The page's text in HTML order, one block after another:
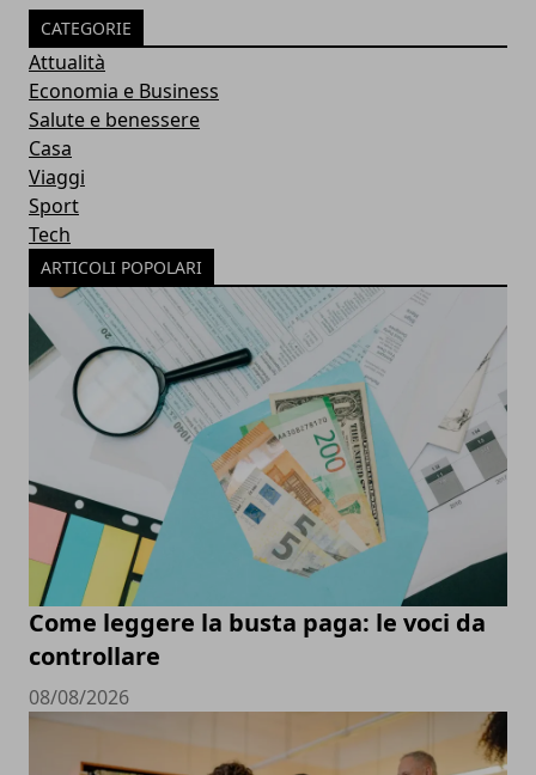
CATEGORIE
Attualità
Economia e Business
Salute e benessere
Casa
Viaggi
Sport
Tech
ARTICOLI POPOLARI
Come leggere la busta paga: le voci da
controllare
08/08/2026